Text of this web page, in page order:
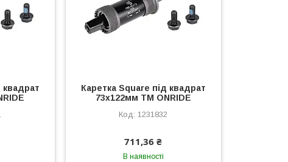
квадрат
Каретка Square під квадрат
73x122мм ТМ ONRIDE
1231832
711,36 ₴
В наявності